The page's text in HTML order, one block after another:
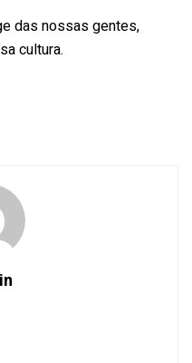
das nossas gentes,
cultura.